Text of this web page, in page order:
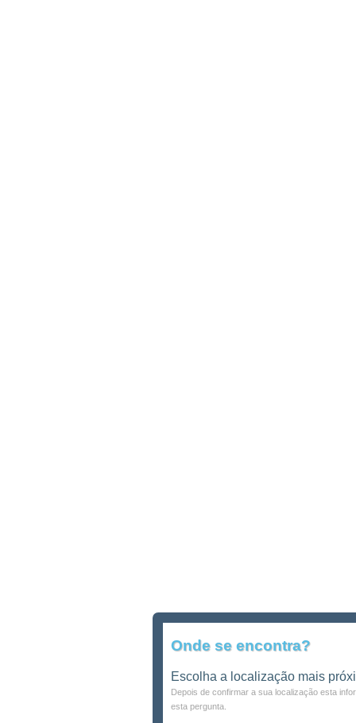
Onde se encontra?
Escolha a localização mais
Depois de confirmar a sua localização esta
esta pergunta.